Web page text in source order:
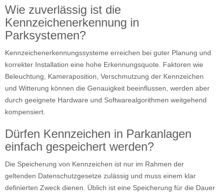
Wie zuverlässig ist die
Kennzeichenerkennung in
Parksystemen?
Kennzeichenerkennungssysteme erreichen bei guter Planung und
korrekter Installation eine hohe Erkennungsquote. Faktoren wie
Beleuchtung, Kameraposition, Verschmutzung der Kennzeichen
und Witterung können die Genauigkeit beeinflussen, werden aber
durch geeignete Hardware und Softwarealgorithmen weitgehend
kompensiert.
Dürfen Kennzeichen in Parkanlagen
einfach gespeichert werden?
Die Speicherung von Kennzeichen ist nur im Rahmen der
geltenden Datenschutzgesetze zulässig und muss einem klar
definierten Zweck dienen. Üblich ist eine Speicherung für die Dauer